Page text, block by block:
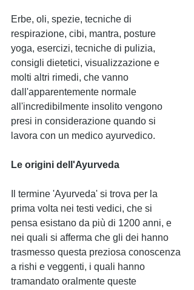
Erbe, oli, spezie, tecniche di
respirazione, cibi, mantra, posture
yoga, esercizi, tecniche di pulizia,
consigli dietetici, visualizzazione e
molti altri rimedi, che vanno
dall'apparentemente normale
all'incredibilmente insolito vengono
presi in considerazione quando si
lavora con un medico ayurvedico.
Le origini dell'Ayurveda
Il termine 'Ayurveda' si trova per la
prima volta nei testi vedici, che si
pensa esistano da più di 1200 anni, e
nei quali si afferma che gli dei hanno
trasmesso questa preziosa conoscenza
a rishi e veggenti, i quali hanno
tramandato oralmente queste